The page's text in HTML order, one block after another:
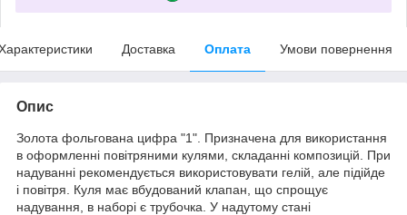
Доставка Оплата Умови повернення
Опис
Золота фольгована цифра "1". Призначена для використання
в оформленні повітряними кулями, складанні композицій. При
надуванні рекомендується використовувати гелій, але підійде
і повітря. Куля має вбудований клапан, що спрощує
надування, в наборі є трубочка. У надутому стані